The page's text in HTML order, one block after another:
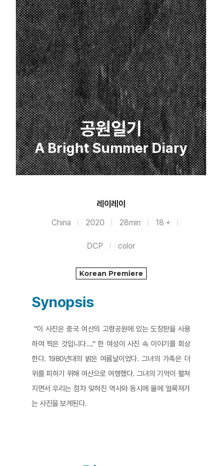
공원일기
A Bright Summer Diary
레이레이
China 2020 28min 18 +
DCP color
Korean Premiere
Synopsis
"이 사진은 중국 여산의 고령공원에 있는 도장판을 사용
하여 찍은 것입니다…." 한 여성이 사진 속 이야기를 회상
한다. 1980년대의 밝은 여름날이었다. 그녀의 가족은 더
위를 피하기 위해 여산으로 여행했다. 그녀의 기억이 펼쳐
지면서 우리는 점차 잊혀진 역사와 동시에 물에 얼룩져가
는 사진을 보게된다.